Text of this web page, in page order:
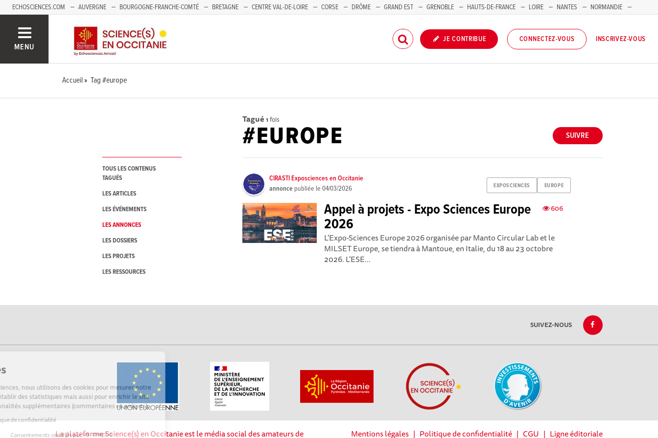
Sur Echosciences, nous utilisons des cookies pour mesurer notre
audience, établir des statistiques mais aussi pour enrichir le site
de fonctionnalités supplémentaires (commentaires et widgets).
Lire la politique de confidentialité
Consentements certifiés par
ECHOSCIENCES.COM AUVERGNE BOURGOGNE-FRANCHE-COMTÉ BRETAGNE CENTRE VAL-DE-LOIRE CORSE DRÔME GRAND EST GRENOBLE HAUTS-DE-FRANCE LOIRE NANTES
NORMANDIE
MENU
JE CONTRIBUE CONNECTEZ-VOUS INSCRIVEZ-VOUS
Accueil Tag #europe
TOUS LES CONTENUS
TAGUÉS
LES ARTICLES
LES ÉVÉNEMENTS
LES ANNONCES
LES DOSSIERS
LES PROJETS
LES RESSOURCES
Tagué 1 fois
SUIVRE
#EUROPE
EXPOSCIENCES EUROPE
CIRASTI Exposciences en Occitanie
annonce publiée le04/03/2026
606
Appel à projets - Expo Sciences Europe
2026
L'Expo-Sciences Europe 2026 organisée par Manto Circular Lab et le
MILSET Europe, se tiendra à Mantoue, en Italie, du 18 au 23 octobre
2026. L'ESE...
SUIVEZ-NOUS
La plateforme Science(s) en Occitanie est le média social des amateurs de Mentions légales| Politique de confidentialité| CGU | Ligne éditoriale